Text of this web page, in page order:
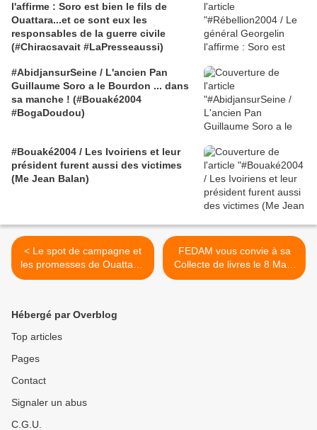
l'affirme : Soro est bien le fils de
Ouattara...et ce sont eux les
responsables de la guerre civile
(#Chiracsavait #LaPresseaussi)
#AbidjansurSeine / L'ancien Pan
Guillaume Soro a le Bourdon ... dans
sa manche ! (#Bouaké2004
#BogaDoudou)
#Bouaké2004 / Les Ivoiriens et leur
président furent aussi des victimes
(Me Jean Balan)
< Le spot de campagne et
les promesses de Ouattara,
2 ans après
FEDAM vous convie à sa
Collecte de livres le 8 Mars
a l'occasion de la journée
Hébergé par Overblog
Top articles
Pages
Contact
Signaler un abus
C.G.U.